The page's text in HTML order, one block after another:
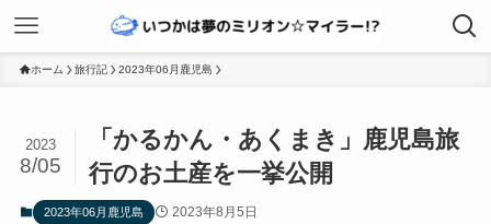
ホーム 旅行記 2023年06月鹿児島
「かるかん・あくまき」鹿児島旅
行のお土産を一挙公開
2023
8/05
2023年06月鹿児島 2023年8月5日